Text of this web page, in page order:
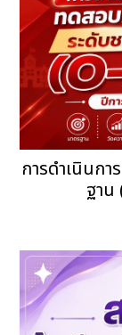
การดำเนินก
ฐาน